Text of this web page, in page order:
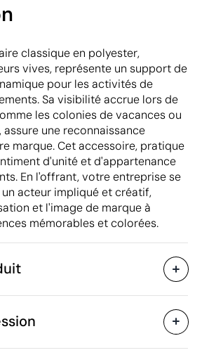
classique en polyester,
vives, représente un support de
pour les activités de
Sa visibilité accrue lors de
les colonies de vacances ou
une reconnaissance
marque. Cet accessoire, pratique
d'unité et d'appartenance
En l'offrant, votre entreprise se
acteur impliqué et créatif,
et l'image de marque à
mémorables et colorées.